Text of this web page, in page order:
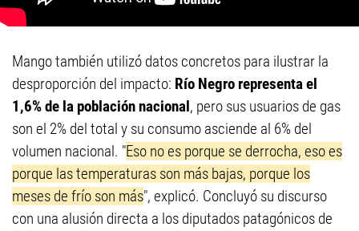
Mango también utilizó datos concretos para ilustrar la
desproporción del impacto: Río Negro representa el
1,6% de la población nacional, pero sus usuarios de gas
son el 2% del total y su consumo asciende al 6% del
volumen nacional. "Eso no es porque se derrocha, eso es
porque las temperaturas son más bajas, porque los
meses de frío son más", explicó. Concluyó su discurso
con una alusión directa a los diputados patagónicos de